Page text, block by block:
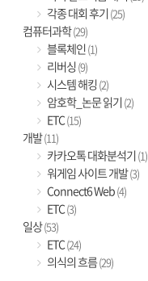
각종 대회 후기(25)
컴퓨터과학(29)
블록체인(1)
리버싱(9)
시스템 해킹(2)
암호학_논문 읽기(2)
ETC(15)
개발(11)
카카오톡 대화분석기(1)
워게임 사이트 개발(3)
Connect6 Web(4)
ETC(3)
일상(53)
ETC(24)
의식의 흐름(29)